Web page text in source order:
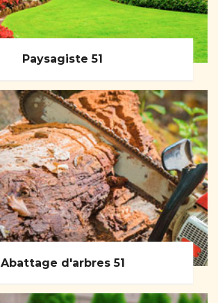
Paysagiste 51
Abattage d'arbres 51